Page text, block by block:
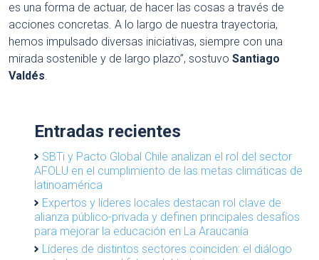
es una forma de actuar, de hacer las cosas a través de
acciones concretas. A lo largo de nuestra trayectoria,
hemos impulsado diversas iniciativas, siempre con una
mirada sostenible y de largo plazo”, sostuvo Santiago
Valdés.
Entradas recientes
SBTi y Pacto Global Chile analizan el rol del sector
AFOLU en el cumplimiento de las metas climáticas de
latinoamérica
Expertos y líderes locales destacan rol clave de
alianza público-privada y definen principales desafíos
para mejorar la educación en La Araucanía
Líderes de distintos sectores coinciden: el diálogo